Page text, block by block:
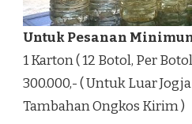
Untuk Pesanan
1 Karton ( 12 Botol, Per
300.000,- ( Untuk Luar
Tambahan Ongkos Kirim )